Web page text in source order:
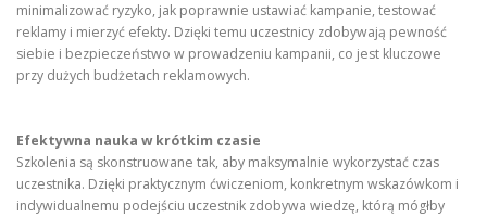
minimalizować ryzyko, jak poprawnie ustawiać kampanie, testować
reklamy i mierzyć efekty. Dzięki temu uczestnicy zdobywają pewność
siebie i bezpieczeństwo w prowadzeniu kampanii, co jest kluczowe
przy dużych budżetach reklamowych.
Efektywna nauka w krótkim czasie
Szkolenia są skonstruowane tak, aby maksymalnie wykorzystać czas
uczestnika. Dzięki praktycznym ćwiczeniom, konkretnym wskazówkom i
indywidualnemu podejściu uczestnik zdobywa wiedzę, którą mógłby